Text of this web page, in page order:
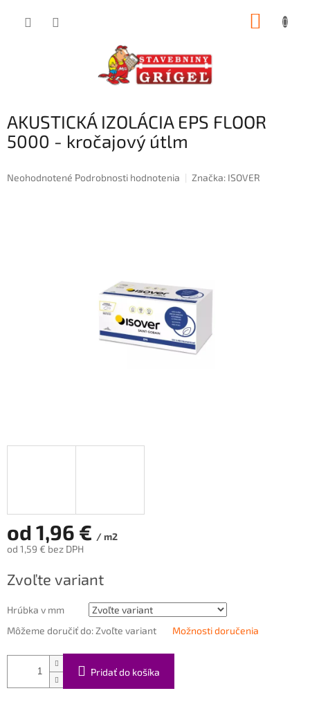
AKUSTICKÁ IZOLÁCIA EPS FLOOR
5000 - kročajový útlm
Priemerné
Neohodnotené Podrobnosti hodnotenia Značka: ISOVER
od 1,96 € / m2
od 1,59 € bez DPH
cena:
Zvoľte variant
Hrúbka v mm
Môžeme doručiť do: Zvoľte variant Možnosti doručenia
Pridať do košíka